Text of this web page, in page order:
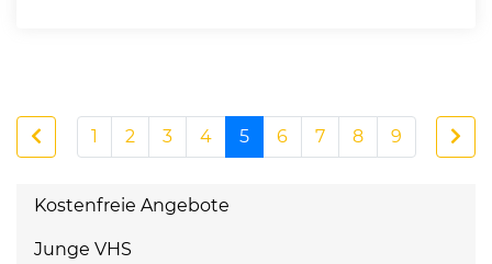
1 2 3 4 5 6 7 8 9
Kostenfreie Angebote
Junge VHS